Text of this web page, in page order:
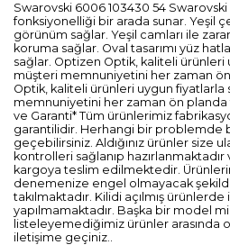
Swarovski 6006 103430 54 Swarovski
fonksiyonelliği bir arada sunar. Yeşil
görünüm sağlar. Yeşil camları ile
koruma sağlar. Oval tasarımı yüz
sağlar. Optizen Optik, kaliteli ürünleri
müşteri memnuniyetini her zaman
Optik, kaliteli ürünleri uygun fiyatlarla
memnuniyetini her zaman ön
ve Garanti* Tüm ürünlerimiz
garantilidir. Herhangi bir problemde
geçebilirsiniz. Aldığınız ürünler size
kontrolleri sağlanıp hazırlanmaktadır
kargoya teslim edilmektedir.
denemenize engel olmayacak
takılmaktadır. Kilidi açılmış
yapılmamaktadır. Başka bir model
listeleyemediğimiz ürünler arasında
iletişime geçiniz..